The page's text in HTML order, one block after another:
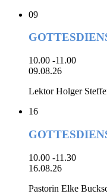
09
10.00 -11.00
09.08.26
Lektor Holger
16
10.00 -11.30
16.08.26
Pastorin Elke